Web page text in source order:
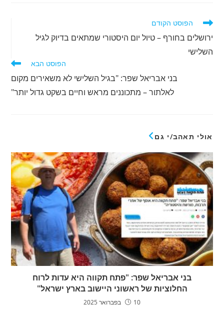
לקרוא
נוספים
הפוסט הקודם
ירושלים בחורף – טיול יום היסטורי שמתאים בדיוק לגיל
השלישי
הפוסט הבא
בני אבריאל שפר: "בגיל השלישי לא משאירים מקום
לאלתור – מתכוננים מראש וחיים בשקט גדול יותר"
אולי תאהב/י גם
בני אבריאל שפר: "פתח תקווה היא עדות לרוח
החלוציות של ראשוני היישוב בארץ ישראל"
10 בפברואר 2025